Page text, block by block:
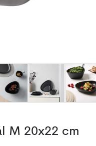
M 20x22 cm